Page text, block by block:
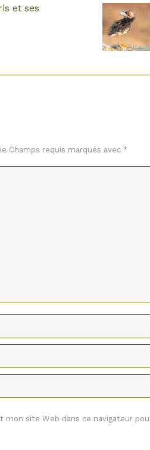
et ses
Champs requis marqués avec *
site Web dans ce navigateur